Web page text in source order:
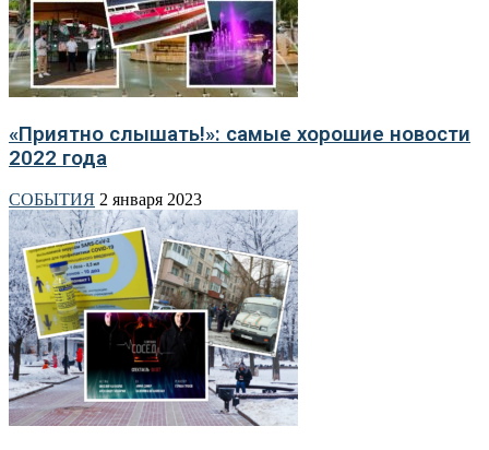
«Приятно слышать!»: самые хорошие новости
2022 года
СОБЫТИЯ 2 января 2023